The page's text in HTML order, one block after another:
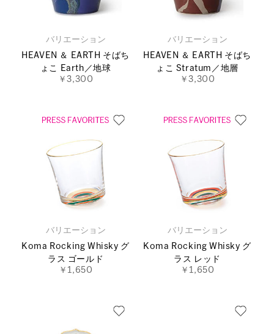
バリエーション
HEAVEN ＆ EARTH そばち
ょこ Earth／地球
￥3,300
バリエーション
HEAVEN ＆ EARTH そばち
ょこ Stratum／地層
￥3,300
バリエーション
Koma Rocking Whisky グ
ラス ゴールド
￥1,650
バリエーション
Koma Rocking Whisky グ
ラス レッド
￥1,650